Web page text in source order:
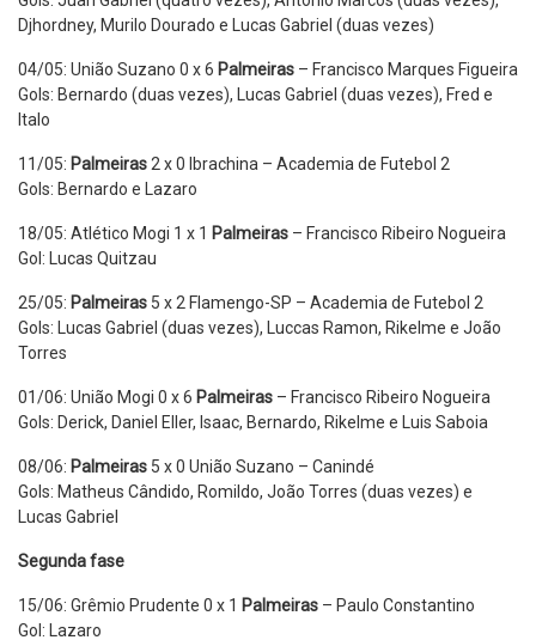
Djhordney, Murilo Dourado e Lucas Gabriel (duas vezes)
04/05: União Suzano 0 x 6 Palmeiras – Francisco Marques Figueira
Gols: Bernardo (duas vezes), Lucas Gabriel (duas vezes), Fred e
Italo
11/05: Palmeiras2 x 0 Ibrachina – Academia de Futebol 2
Gols: Bernardo e Lazaro
18/05: Atlético Mogi 1 x 1 Palmeiras – Francisco Ribeiro Nogueira
Gol: Lucas Quitzau
25/05: Palmeiras 5 x 2 Flamengo-SP – Academia de Futebol 2
Gols: Lucas Gabriel (duas vezes), Luccas Ramon, Rikelme e João
Torres
01/06: União Mogi 0 x 6 Palmeiras – Francisco Ribeiro Nogueira
Gols: Derick, Daniel Eller, Isaac, Bernardo, Rikelme e Luis Saboia
08/06: Palmeiras 5 x 0 União Suzano – Canindé
Gols: Matheus Cândido, Romildo, João Torres (duas vezes) e
Lucas Gabriel
Segunda fase
15/06: Grêmio Prudente 0 x 1 Palmeiras – Paulo Constantino
Gol: Lazaro